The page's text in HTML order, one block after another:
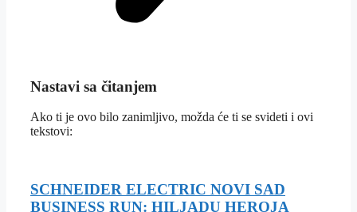
Nastavi sa čitanjem
Ako ti je ovo bilo zanimljivo, možda će ti se svideti i ovi
tekstovi:
SCHNEIDER ELECTRIC NOVI SAD
BUSINESS RUN: HILJADU HEROJA